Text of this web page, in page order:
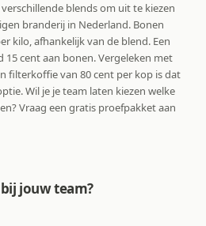
blends om uit te kiezen
branderij in Nederland. Bonen
kilo, afhankelijk van de blend. Een
cent aan bonen. Vergeleken met
filterkoffie van 80 cent per kop is dat
Wil je je team laten kiezen welke
Vraag een gratis proefpakket aan
jouw team?